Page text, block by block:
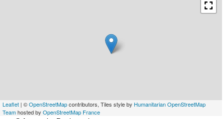
Leaflet | ©OpenStreetMapcontributors, Tiles style by Humanitarian OpenStreetMap
Teamhosted by OpenStreetMap France